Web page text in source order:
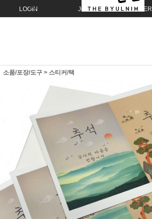
LOGIN JOIN ORDER
소품/포장/도구 > 스티커/택